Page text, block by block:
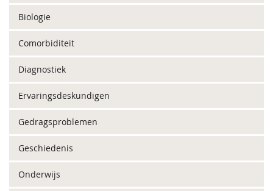
Biologie
Comorbiditeit
Diagnostiek
Ervaringsdeskundigen
Gedragsproblemen
Geschiedenis
Onderwijs